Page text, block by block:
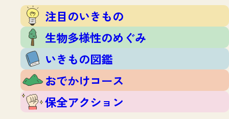
注目のいきもの
生物多様性のめぐみ
いきもの図鑑
おでかけコース
保全アクション
いきもの調査隊
調査レポート
調査レポートTOP
調査結果
ふくおかいきものマップ
マッチング
マッチングTOP
掲載申し込みフォーム
お問合せ
注目のいきもの
生物多様性のめぐみ
いきもの図鑑
おでかけコース
保全アクション